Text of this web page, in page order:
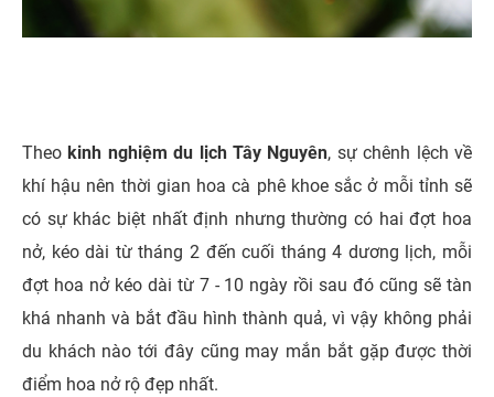
Theo kinh nghiệm du lịch Tây Nguyên, sự chênh lệch về
khí hậu nên thời gian hoa cà phê khoe sắc ở mỗi tỉnh sẽ
có sự khác biệt nhất định nhưng thường có hai đợt hoa
nở, kéo dài từ tháng 2 đến cuối tháng 4 dương lịch, mỗi
đợt hoa nở kéo dài từ 7 - 10 ngày rồi sau đó cũng sẽ tàn
khá nhanh và bắt đầu hình thành quả, vì vậy không phải
du khách nào tới đây cũng may mắn bắt gặp được thời
điểm hoa nở rộ đẹp nhất.